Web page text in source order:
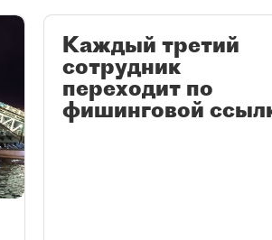
Каждый третий
сотрудник
переходит по
фишинговой